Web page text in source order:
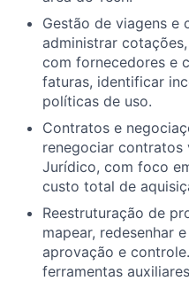
Gestão de viagens e
administrar
com fornecedores e
faturas, identificar
políticas de uso.
Contratos e
renegociar contratos
Jurídico, com foco
custo total de
Reestruturação de
mapear, redesenhar
aprovação e
ferramentas